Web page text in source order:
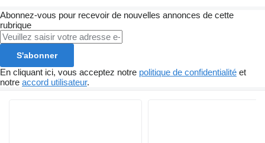
Abonnez-vous pour recevoir de nouvelles annonces de cette
rubrique
S'abonner
En cliquant ici, vous acceptez notre politique de confidentialité et
notre accord utilisateur.